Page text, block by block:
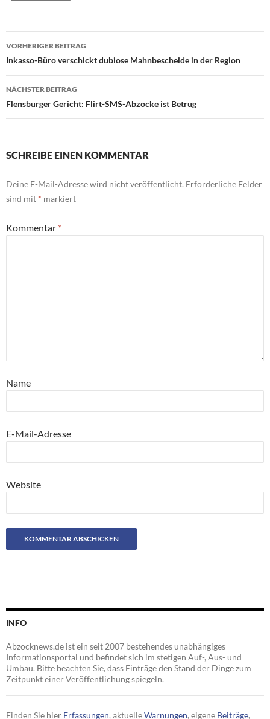
Beitragsnavigation
VORHERIGER BEITRAG
Inkasso-Büro verschickt dubiose Mahnbescheide in der Region
NÄCHSTER BEITRAG
Flensburger Gericht: Flirt-SMS-Abzocke ist Betrug
SCHREIBE EINEN KOMMENTAR
Deine E-Mail-Adresse wird nicht veröffentlicht. Erforderliche Felder
sind mit * markiert
Kommentar *
Name
E-Mail-Adresse
Website
INFO
Abzocknews.de ist ein seit 2007 bestehendes unabhängiges
Informationsportal und befindet sich im stetigen Auf-, Aus- und
Umbau. Bitte beachten Sie, dass Einträge den Stand der Dinge zum
Zeitpunkt einer Veröffentlichung spiegeln.
Finden Sie hier Erfassungen, aktuelleWarnungen, eigene Beiträge,